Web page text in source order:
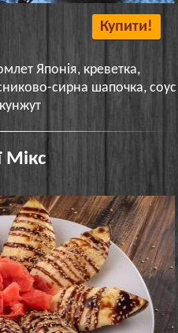
Купити!
Японія, креветка,
сирна шапочка, соус
Мікс